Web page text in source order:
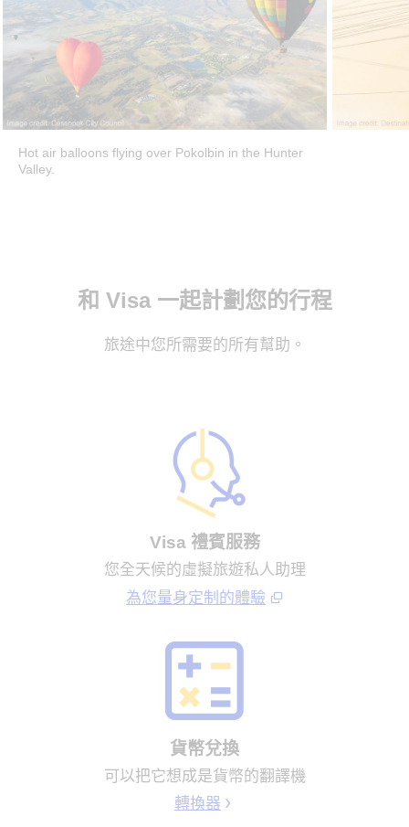
Hot air balloons flying over Pokolbin in the Hunter
Valley.
和 Visa 一起計劃您的行程
旅途中您所需要的所有幫助。
Visa 禮賓服務
您全天候的虛擬旅遊私人助理
為您量身定制的體驗
貨幣兌換
可以把它想成是貨幣的翻譯機
轉換器